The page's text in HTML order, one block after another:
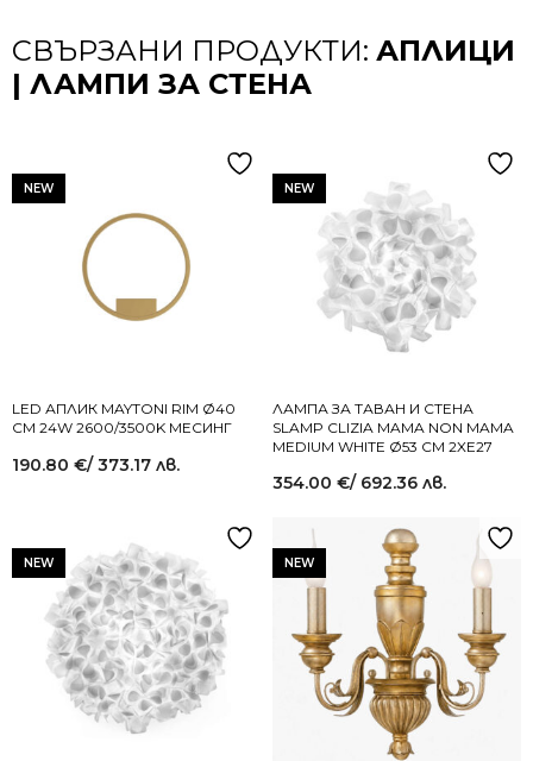
СВЪРЗАНИ ПРОДУКТИ: АПЛИЦИ
| ЛАМПИ ЗА СТЕНА
NEW
LED АПЛИК MAYTONI RIM Ø40
СМ 24W 2600/3500K МЕСИНГ
190.80 €/ 373.17 лв.
NEW
ЛАМПА ЗА ТАВАН И СТЕНА
SLAMP CLIZIA MAMA NON MAMA
MEDIUM WHITE Ø53 СМ 2XE27
354.00 €/ 692.36 лв.
NEW NEW